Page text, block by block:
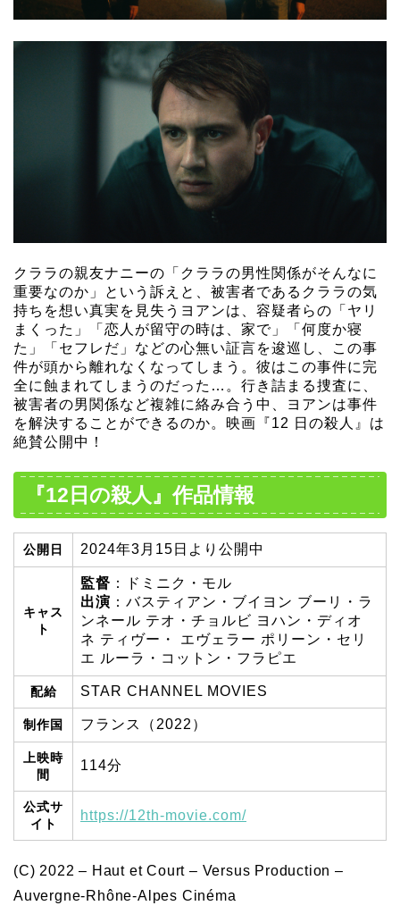
クララの親友ナニーの「クララの男性関係がそんなに
重要なのか」という訴えと、被害者であるクララの気
持ちを想い真実を見失うヨアンは、容疑者らの「ヤリ
まくった」「恋人が留守の時は、家で」「何度か寝
た」「セフレだ」などの心無い証言を逡巡し、この事
件が頭から離れなくなってしまう。彼はこの事件に完
全に蝕まれてしまうのだった…。行き詰まる捜査に、
被害者の男関係など複雑に絡み合う中、ヨアンは事件
を解決することができるのか。映画『12 日の殺人』は
絶賛公開中！
『12日の殺人』作品情報
公開日 2024年3月15日より公開中
キャス
ト
監督 ：ドミニク・モル
出演 ：バスティアン・ブイヨン ブーリ・ラ
ンネール テオ・チョルビ ヨハン・ディオ
ネ ティヴー・ エヴェラー ポリーン・セリ
エ ルーラ・コットン・フラピエ
配給 STAR CHANNEL MOVIES
制作国 フランス（2022）
上映時
間
114分
公式サ
イト
https://12th-movie.com/
(C) 2022 – Haut et Court – Versus Production –
Auvergne-Rhône-Alpes Cinéma